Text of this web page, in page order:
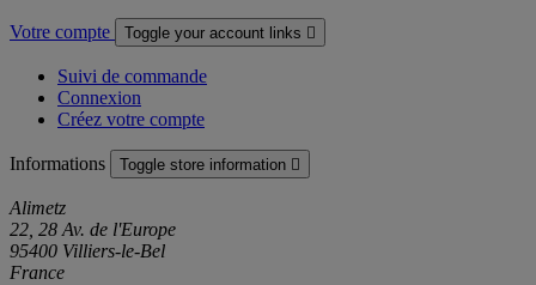
Votre compte Toggle your account links 
Suivi de commande
Connexion
Créez votre compte
Informations Toggle store information 
Alimetz
22, 28 Av. de l'Europe
95400 Villiers-le-Bel
France